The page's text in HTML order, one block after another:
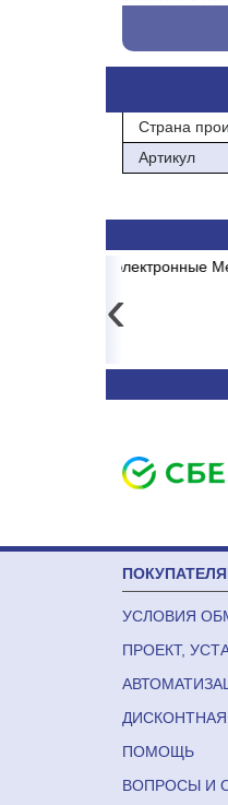
Плотность: 70
Клей:
Минимальная
Код товара
Размер, мм
Бренды
Страна
Артикул
1/2-1С-АБ до 15кг LCD,
‹
MDR/MB2/E1 MADRID
УСЛОВИЯ
ПРОЕКТ,
ПОМОЩЬ
ВОПРОСЫ И